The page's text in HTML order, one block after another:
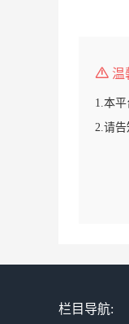
温
1.本平
2.请告
栏目导航: